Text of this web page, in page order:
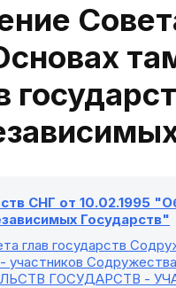
СНГ от 10.02.1995
Государств"
глав государств
участников
ГОСУДАРСТВ -